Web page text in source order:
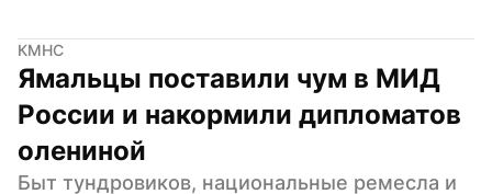
КМНС
Ямальцы поставили чум в МИД
России и накормили дипломатов
олениной
Быт тундровиков, национальные ремесла и